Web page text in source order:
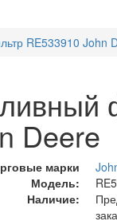
RE533910 John
Deere
марки
Модель:
Наличие: